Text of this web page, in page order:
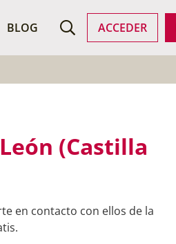
BLOG ACCEDER
(Castilla
en contacto con ellos de la